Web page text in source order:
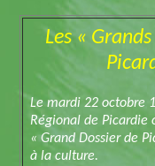
Les «
Le mardi 22 octobre
Régional de Picardie
« Grand Dossier de
à la culture.